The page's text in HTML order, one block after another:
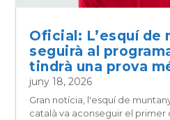
Oficial: L’esquí de
seguirà al
tindrà una prova
juny 18, 2026
Gran notícia, l'esquí de
català va aconseguir el